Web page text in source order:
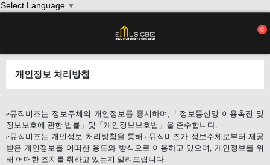
Select Language ▼
0
개인정보 처리방침
e뮤직비즈는 정보주체의 개인정보를 중시하며, 「정보통신망 이용촉진 및
정보보호에 관한 법률」및「개인정보보호법」을 준수합니다.
e뮤직비즈는 개인정보 처리방침을 통해 e뮤직비즈가 정보주체로부터 제공
받은 개인정보를 어떠한 용도와 방식으로 이용하고 있으며, 개인정보를 위
해 어떠한 조치를 취하고 있는지 알려드립니다.